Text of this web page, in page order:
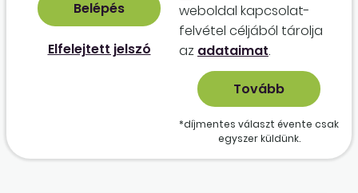
Elfelejtett jelszó
weboldal kapcso­lat­
felvétel céljából tárolja
az adataimat.
*díjmentes választ évente csak
egyszer küldünk.